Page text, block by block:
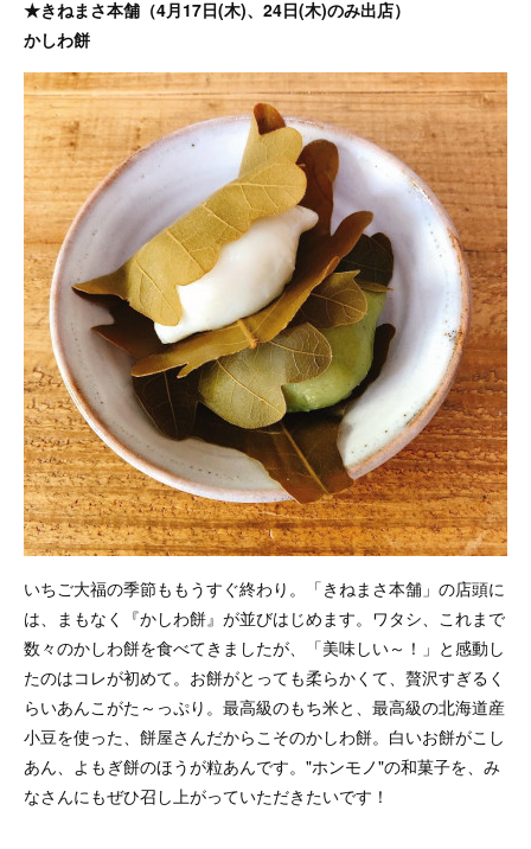
★きねまさ本舗（4月17日(木)、24日(木)のみ出店）
かしわ餅
いちご大福の季節ももうすぐ終わり。「きねまさ本舗」の店頭に
は、まもなく『かしわ餅』が並びはじめます。ワタシ、これまで
数々のかしわ餅を食べてきましたが、「美味しい～！」と感動し
たのはコレが初めて。お餅がとっても柔らかくて、贅沢すぎるく
らいあんこがた～っぷり。最高級のもち米と、最高級の北海道産
小豆を使った、餅屋さんだからこそのかしわ餅。白いお餅がこし
あん、よもぎ餅のほうが粒あんです。"ホンモノ"の和菓子を、み
なさんにもぜひ召し上がっていただきたいです！